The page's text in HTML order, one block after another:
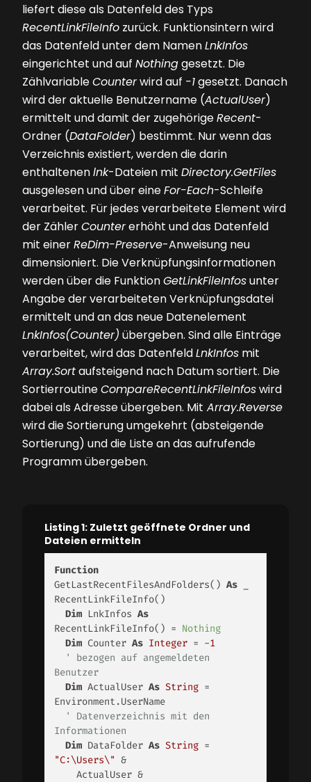
liefert diese als Datenfeld des Typs
RecentLinkFileInfo zurück. Funktionsintern wird
das Datenfeld unter dem NamenLnkInfos
eingerichtet und auf Nothinggesetzt. Die
ZählvariableCounterwird auf -1gesetzt. Danach
wird der aktuelle Benutzername (ActualUser)
ermittelt und damit der zugehörigeRecent-
Ordner (DataFolder) bestimmt. Nur wenn das
Verzeichnis existiert, werden die darin
enthaltenenlnk-Dateien mit Directory.GetFiles
ausgelesen und über eineFor-Each-Schleife
verarbeitet. Für jedes verarbeitete Element wird
der ZählerCountererhöht und das Datenfeld
mit einerReDim-Preserve-Anweisung neu
dimensioniert. Die Verknüpfungsinformationen
werden über die FunktionGetLinkFileInfosunter
Angabe der verarbeiteten Verknüpfungsdatei
ermittelt und an das neue Datenelement
LnkInfos(Counter) übergeben. Sind alle Einträge
verarbeitet, wird das DatenfeldLnkInfos mit
Array.Sortaufsteigend nach Datum sortiert. Die
SortierroutineCompareRecentLinkFileInfoswird
dabei als Adresse übergeben. Mit Array.Reverse
wird die Sortierung umgekehrt (absteigende
Sortierung) und die Liste an das aufrufende
Programm übergeben.
Listing 1: Zuletzt geöffnete Ordner und
Dateien ermitteln
Function
GetLastRecentFilesAndFolders() As
RecentLinkFileInfo()
Dim LnkInfos As
RecentLinkFileInfo() = Nothing
Dim Counter As Integer = -1
' bezogen auf angemeldeten
Benutzer
Dim ActualUser As String =
Environment.UserName
' Datenverzeichnis mit den
Informationen
Dim DataFolder As String
"C:\Users\" &